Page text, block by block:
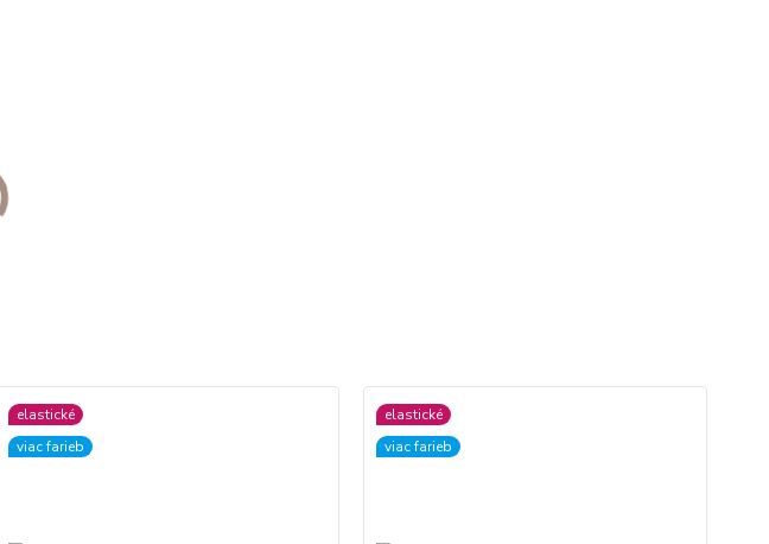
elastické
viac farieb
elastické
viac farieb